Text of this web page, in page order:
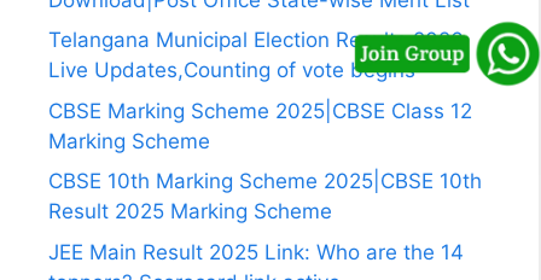
Telangana Municipal Election Results 2026
Live Updates,Counting of vote begins
CBSE Marking Scheme 2025|CBSE Class 12
Marking Scheme
CBSE 10th Marking Scheme 2025|CBSE 10th
Result 2025 Marking Scheme
JEE Main Result 2025 Link: Who are the 14